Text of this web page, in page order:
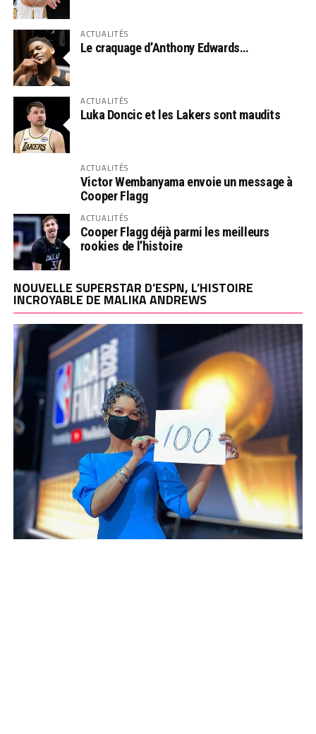
ACTUALITÉS
Le craquage d’Anthony Edwards…
ACTUALITÉS
Luka Doncic et les Lakers sont maudits
ACTUALITÉS
Victor Wembanyama envoie un message à
Cooper Flagg
ACTUALITÉS
Cooper Flagg déjà parmi les meilleurs
rookies de l’histoire
NOUVELLE SUPERSTAR D’ESPN, L’HISTOIRE
INCROYABLE DE MALIKA ANDREWS